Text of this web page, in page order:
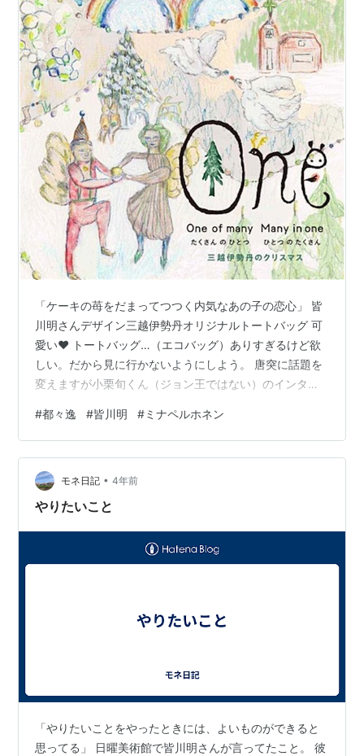
「ケーキの苺をだまってつつく内気なあの子の恋心」 皆
川明さんデザイン三越伊勢丹オリジナルトートバッグ 可
愛い❤️ トートバッグ…（エコバッグ）ありすぎるけど欲
しい。だから見に行かないようにしよう。 唐突に話題を
変えますが小栗旬くん（ジョン王ではない）のインタビ
栗 旬、シェイクスピアの面白さと醍醐味をどのように表
現するのか 『ジョン王』インタビュー | SPICE - エンタ
メ特化型情... https://spice.eplus.jp/articles/310346
#都々逸 #皆川明 #ミナペルホネン
モネ日記 • 4年前
やりたいこと
「やりたいことをやったときには、よいものができると
思ってる」 日曜美術館で皆川明さんが言ってたこと。 彼